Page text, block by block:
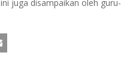
juga disampaikan oleh guru-